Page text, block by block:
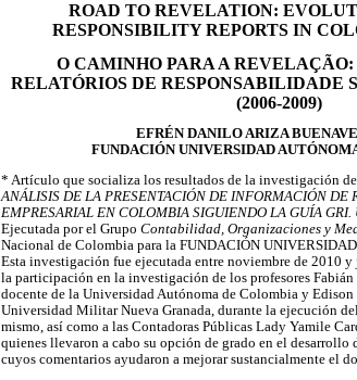
ROAD TO REVELATION:
RESPONSIBILITY REPORTS IN
O CAMINHO PARA A
RELATÓRIOS DE RESPONSABILIDADE
(2006-2009)
EFRÉN DANILO ARIZA
FUNDACIÓN UNIVERSIDAD
* Artículo que socializa los resultados de la investigación
ANÁLISIS DE LA PRESENTACIÓN DE INFORMACIÓN DE
EMPRESARIAL EN COLOMBIA SIGUIENDO LA GUÍA GRI.
Ejecutada por el Grupo Contabilidad, Organizaciones y
Nacional de Colombia para la FUNDACIÓN
Esta investigación fue ejecutada entre noviembre de 2010
la participación en la investigación de los profesores
docente de la Universidad Autónoma de Colombia y Edison
Universidad Militar Nueva Granada, durante la ejecución
mismo, así como a las Contadoras Públicas Lady Yamile
quienes llevaron a cabo su opción de grado en el
cuyos comentarios ayudaron a mejorar sustancialmente el